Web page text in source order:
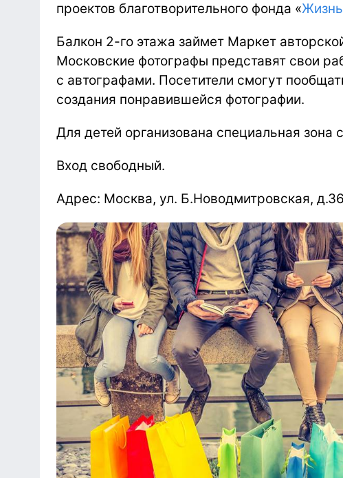
проектов благотворительного фонда «
Балкон 2-го этажа займет Маркет
Московские фотографы представят свои
с автографами. Посетители смогут
создания понравившейся фотографии.
Для детей организована специальная зона
Вход свободный.
Адрес: Москва, ул. Б.Новодмитровская,